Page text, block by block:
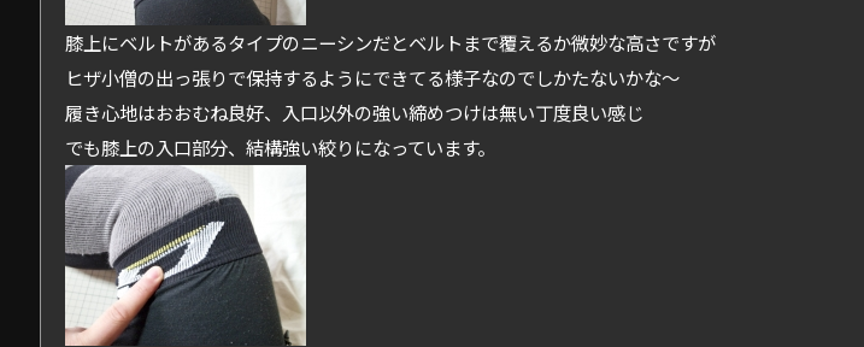
膝上にベルトがあるタイプのニーシンだとベルトまで覆えるか微妙な高さですが
ヒザ小僧の出っ張りで保持するようにできてる様子なのでしかたないかな～
履き心地はおおむね良好、入口以外の強い締めつけは無い丁度良い感じ
でも膝上の入口部分、結構強い絞りになっています。